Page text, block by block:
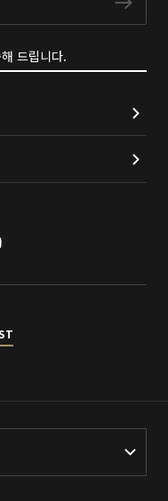
구독
드립니다.